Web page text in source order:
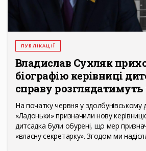
ПУБЛІКАЦІЇ
Владислав Сухляк
біографію керівниці
справу розглядатимуть
На початку червня у здолбунівському
«Ладоньки» призначили нову
дитсадка були обурені, що мер
«власну секретарку». Згодом ми